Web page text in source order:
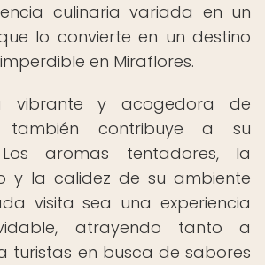
culinaria variada en un
lo convierte en un destino
en Miraflores.
vibrante y acogedora de
también contribuye a su
Los aromas tentadores, la
y la calidez de su ambiente
visita sea una experiencia
atrayendo tanto a
turistas en busca de sabores